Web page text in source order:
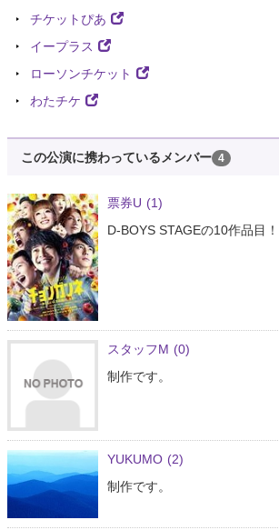
チケットぴあ
イープラス
ローソンチケット
わたチケ
この公演に携わっているメンバー 4
票券U (1)
D-BOYS STAGEの10作品目！
スタッフM (0)
制作です。
YUKUMO (2)
制作です。